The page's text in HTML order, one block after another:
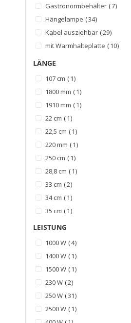
Gastronormbehälter 7Artikel
Hängelampe
34Artikel
Kabel ausziehbar 29Artikel
mit Warmhalteplatte
10Artikel
LÄNGE
107 cm 1Artikel
1800 mm
1Artikel
1910 mm
1Artikel
22 cm
1Artikel
22,5 cm
1Artikel
220 mm
1Artikel
250 cm
1Artikel
28,8 cm
1Artikel
33 cm
2Artikel
34 cm
1Artikel
35 cm
1Artikel
350 mm
LEISTUNG
1000 W 4Artikel
1400 W
1Artikel
1500 W
1Artikel
230 W 2Artikel
250 W 31Artikel
2500 W
1Artikel
Artikel